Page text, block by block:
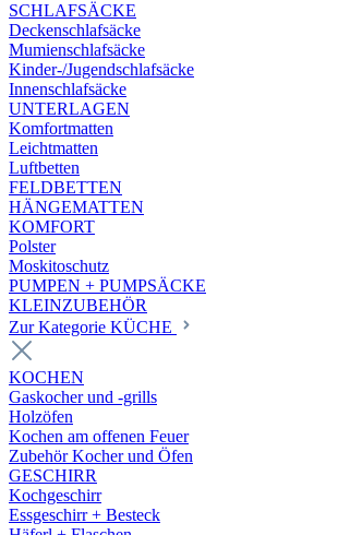
SCHLAFSÄCKE
Deckenschlafsäcke
Mumienschlafsäcke
Kinder-/Jugendschlafsäcke
Innenschlafsäcke
UNTERLAGEN
Komfortmatten
Leichtmatten
Luftbetten
FELDBETTEN
HÄNGEMATTEN
KOMFORT
Polster
Moskitoschutz
PUMPEN + PUMPSÄCKE
KLEINZUBEHÖR
Zur Kategorie KÜCHE
KOCHEN
Gaskocher und -grills
Holzöfen
Kochen am offenen Feuer
Zubehör Kocher und Öfen
GESCHIRR
Kochgeschirr
Essgeschirr + Besteck